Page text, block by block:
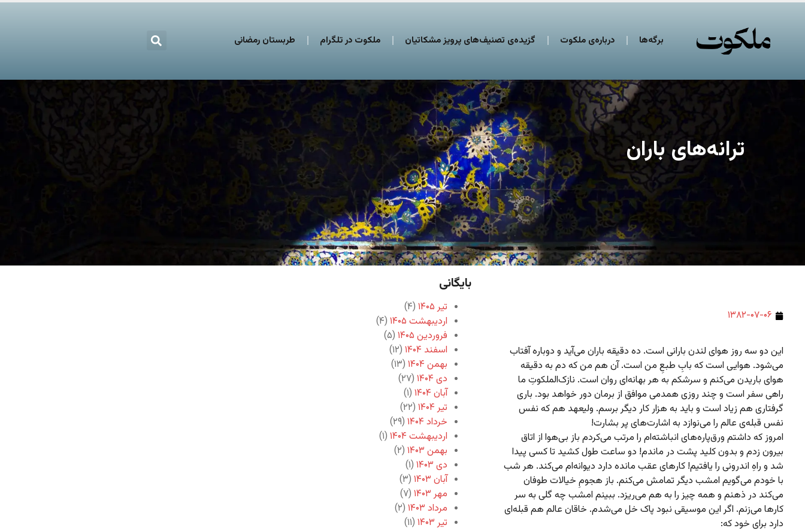
برگه‌ها درباره‌ی ملکوت گزیده‌ی تصنیف‌های پرویز مشکاتیان ملکوت در تلگرام طربستان رمضانی
ترانه‌های باران
۱۳۸۲-۰۷-۰۶
این دو سه روز هوای لندن بارانی است. ده دقیقه باران می‌آید و دوباره آفتاب
می‌شود. هوایی است که بابِ طبعِ من است. آن هم من که دم به دقیقه
هوای باریدن می‌کنم و سرشکم به هر بهانه‌ای روان است. نازک‌الملکوتِ ما
راهی سفر است و چند روزی همدمی موافق از برمان دور خواهد بود. باری
گرفتاری هم زیاد است و باید به هزار کار دیگر برسم. ولیعهد هم که نفس
نفس قبله‌ی عالم را می‌نوازد به اشارت‌های پر بشارت!
امروز که داشتم ورق‌پاره‌های انباشته‌ام را مرتب می‌کردم باز بی‌هوا از اتاق
بیرون زدم و بدون کلید پشت در ماندم! دو ساعت طول کشید تا کسی پیدا
شد و راهِ اندرونی را یافتیم! کارهای عقب مانده دارد دیوانه‌ام می‌کند. هر شب
با خودم می‌گویم امشب دیگر تمامش می‌کنم. باز هجومِ خیالات طوفان
می‌کند در ذهنم و همه چیز را به هم می‌ریزد. ببینم امشب چه گلی به سر
کارها می‌زنم. اگر این موسیقی نبود پاک خل می‌شدم. خاقان عالم هم قبله‌ای
دارد برای خود که:
بایگانی
تیر ۱۴۰۵
(۴)
اردیبهشت ۱۴۰۵
(۴)
فروردین ۱۴۰۵
(۵)
اسفند ۱۴۰۴
(۱۲)
بهمن ۱۴۰۴
(۱۳)
دی ۱۴۰۴
(۲۷)
آبان ۱۴۰۴
(۱)
تیر ۱۴۰۴
(۲۲)
خرداد ۱۴۰۴
(۲۹)
اردیبهشت ۱۴۰۴
(۱)
بهمن ۱۴۰۳
(۲)
دی ۱۴۰۳
(۱)
آبان ۱۴۰۳
(۳)
مهر ۱۴۰۳
(۷)
مرداد ۱۴۰۳
(۲)
تیر ۱۴۰۳
(۱۱)